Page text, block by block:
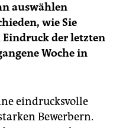
auswählen
wie Sie
Eindruck der letzten
Woche in
eindrucksvolle
Bewerbern.